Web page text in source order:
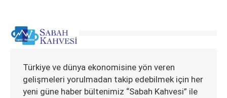
Türkiye ve dünya ekonomisine yön veren
gelişmeleri yorulmadan takip edebilmek için her
yeni güne haber bültenimiz “Sabah Kahvesi” ile